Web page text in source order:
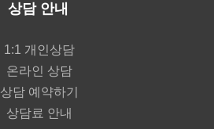
상담 안내
1:1 개인상담
온라인 상담
상담 예약하기
상담료 안내